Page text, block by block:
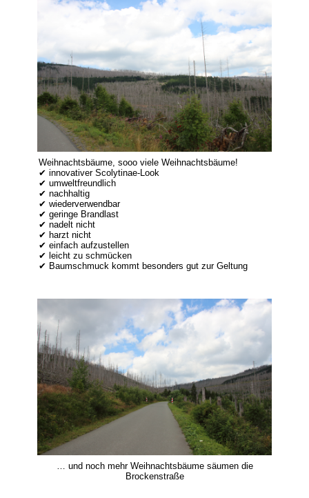
Weihnachtsbäume, sooo viele Weihnachtsbäume!
✔ innovativer Scolytinae-Look
✔ umweltfreundlich
✔ nachhaltig
✔ wiederverwendbar
✔ geringe Brandlast
✔ nadelt nicht
✔ harzt nicht
✔ einfach aufzustellen
✔ leicht zu schmücken
✔ Baumschmuck kommt besonders gut zur Geltung
… und noch mehr Weihnachtsbäume säumen die
Brockenstraße